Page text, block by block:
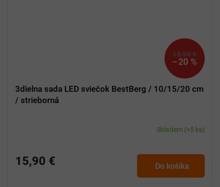
19,90 €
–20 %
3dielna sada LED sviečok BestBerg / 10/15/20 cm
/ strieborná
Skladem (>5 ks)
15,90 € Do košíka